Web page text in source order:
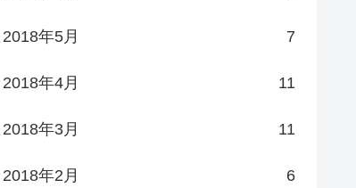
2018年5月 7
2018年4月 11
2018年3月 11
2018年2月 6